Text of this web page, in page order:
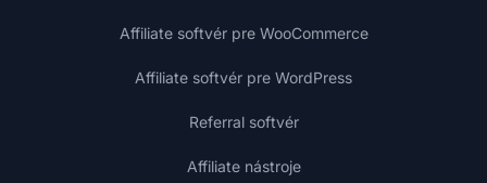
Affiliate softvér pre WooCommerce
Affiliate softvér pre WordPress
Referral softvér
Affiliate nástroje